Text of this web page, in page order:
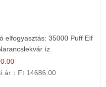
elfogyasztás: 35000 Puff Elf
íz
ár： Ft 14686.00